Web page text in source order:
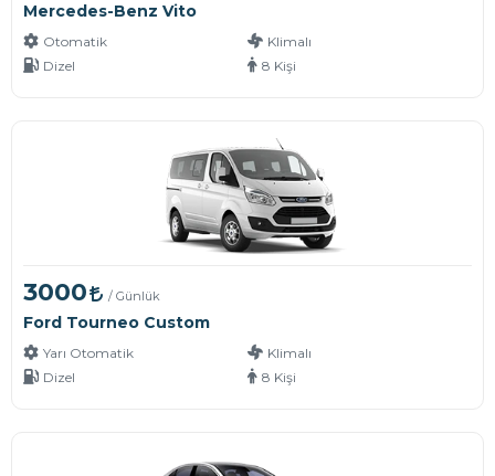
Mercedes-Benz Vito
Otomatik
Klimalı
Dizel
8 Kişi
3000 / Günlük
Ford Tourneo Custom
Yarı Otomatik
Klimalı
Dizel
8 Kişi